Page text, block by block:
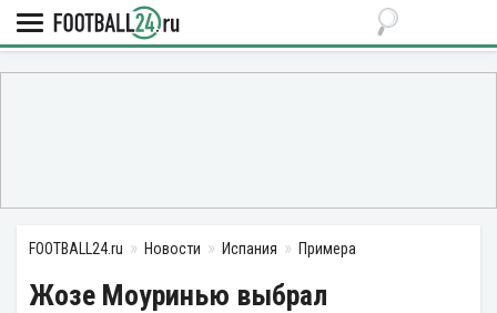
FOOTBALL24.ru Новости Испания Примера
Жозе Моуринью выбрал